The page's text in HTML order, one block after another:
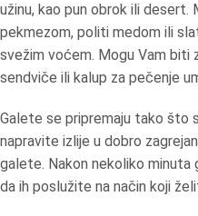
užinu, kao pun obrok ili
pekmezom, politi medom ili
svežim voćem. Mogu Vam biti
sendviče ili kalup za pečenje
Galete se pripremaju tako što
napravite izlije u dobro
galete. Nakon nekoliko
da ih poslužite na način koji